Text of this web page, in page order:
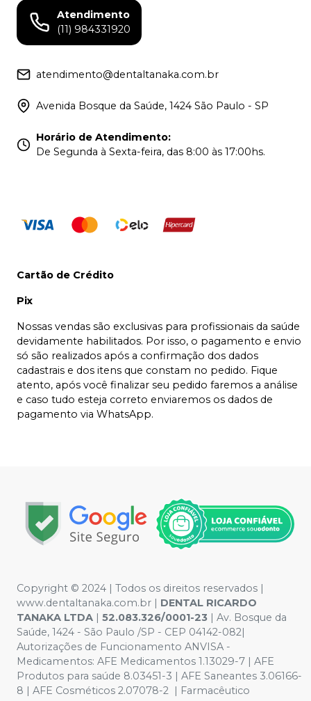
Atendimento
(11) 984331920
atendimento@dentaltanaka.com.br
Avenida Bosque da Saúde, 1424 São Paulo - SP
Horário de Atendimento:
De Segunda à Sexta-feira, das 8:00 às 17:00hs.
Cartão de Crédito
Pix
Nossas vendas são exclusivas para profissionais da saúde
devidamente habilitados. Por isso, o pagamento e envio
só são realizados após a confirmação dos dados
cadastrais e dos itens que constam no pedido. Fique
atento, após você finalizar seu pedido faremos a análise
e caso tudo esteja correto enviaremos os dados de
pagamento via WhatsApp.
Copyright © 2024 | Todos os direitos reservados |
www.dentaltanaka.com.br | DENTAL RICARDO
TANAKA LTDA | 52.083.326/0001-23 | Av. Bosque da
Saúde, 1424 - São Paulo /SP - CEP 04142-082|
Autorizações de Funcionamento ANVISA -
Medicamentos: AFE Medicamentos 1.13029-7 | AFE
Produtos para saúde 8.03451-3 | AFE Saneantes 3.06166-
8 | AFE Cosméticos 2.07078-2 | Farmacêutico